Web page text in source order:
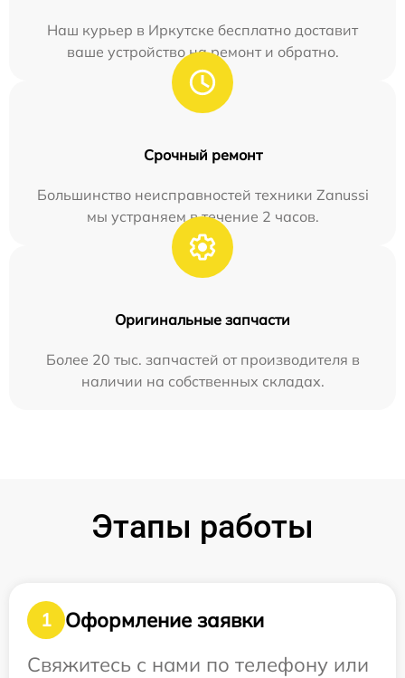
Наш курьер в Иркутске бесплатно доставит
ваше устройство на ремонт и обратно.
Срочный ремонт
Большинство неисправностей техники Zanussi
мы устраняем в течение 2 часов.
Оригинальные запчасти
Более 20 тыс. запчастей от производителя в
наличии на собственных складах.
Этапы работы
1
Оформление заявки
Свяжитесь с нами по телефону или